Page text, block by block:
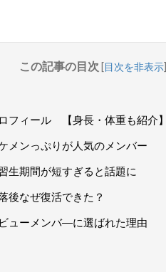
この記事の目次 [目次を非表示]
フィール 【身長・体重も紹介】
メンっぷりが人気のメンバー
生期間が短すぎると話題に
後なぜ復活できた？
ューメンバ―に選ばれた理由